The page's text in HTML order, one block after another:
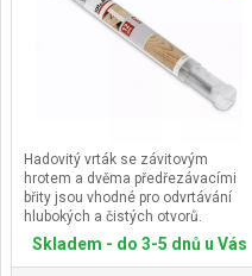
Hadovitý vrták se závitovým
hrotem a dvěma předřezávacími
břity jsou vhodné pro odvrtávání
hlubokých a čistých otvorů.
Hladká šroubovice s dostatečným
prostorem snadno odvádí materiál.
Skladem - do 3-5 dnů u Vás